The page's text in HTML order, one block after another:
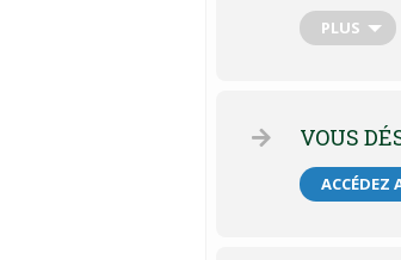
Ce projet de
07.02).
PLUS
VOUS
ACCÉDEZ